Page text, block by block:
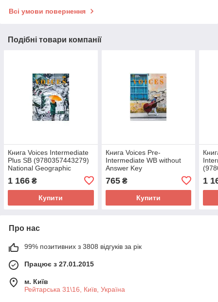
Всі умови повернення
Подібні товари компанії
Книга Voices Intermediate
Plus SB (9780357443279)
National Geographic
1 166 ₴
Купити
Книга Voices Pre-
Intermediate WB without
Answer Key
(9780357442722) National
Geographic Learning
765₴
Купити
1
Про нас
99% позитивних з 3808 відгуків за рік
Працює з 27.01.2015
м. Київ
Рейтарська 31\16, Київ, Україна